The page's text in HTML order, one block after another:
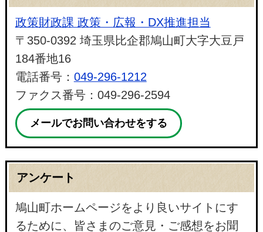
政策財政課 政策・広報・DX推進担当
〒350-0392 埼玉県比企郡鳩山町大字大豆戸
184番地16
電話番号： 049-296-1212
ファクス番号：049-296-2594
メールでお問い合わせをする
アンケート
鳩山町ホームページをより良いサイトにす
るために、皆さまのご意見・ご感想をお聞